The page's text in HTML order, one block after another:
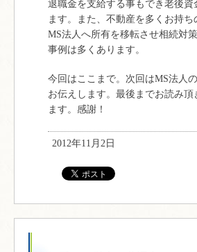
退職金を支給する事もでき老後資
ます。また、不動産を多くお持ち
MS法人へ所有を移転させ相続対
事例は多くあります。
今回はここまで。次回はMS法人
お伝えします。最後までお読み
ます。感謝！
2012年11月2日